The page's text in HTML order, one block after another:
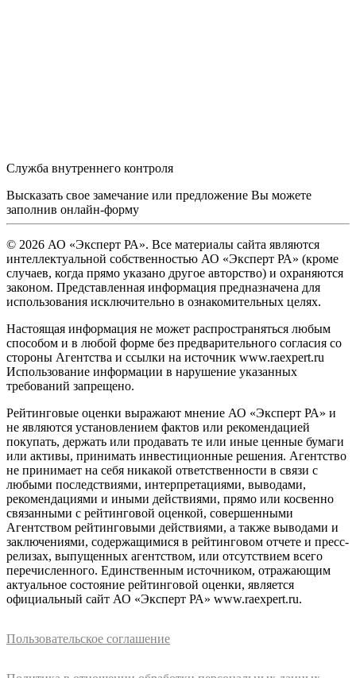
Служба внутреннего контроля
Высказать свое замечание или предложение Вы можете
заполнив онлайн-форму
© 2026 АО «Эксперт РА». Все материалы сайта являются
интеллектуальной собственностью АО «Эксперт РА» (кроме
случаев, когда прямо указано другое авторство) и охраняются
законом. Представленная информация предназначена для
использования исключительно в ознакомительных целях.
Настоящая информация не может распространяться любым
способом и в любой форме без предварительного согласия со
стороны Агентства и ссылки на источник www.raexpert.ru
Использование информации в нарушение указанных
требований запрещено.
Рейтинговые оценки выражают мнение АО «Эксперт РА» и
не являются установлением фактов или рекомендацией
покупать, держать или продавать те или иные ценные бумаги
или активы, принимать инвестиционные решения. Агентство
не принимает на себя никакой ответственности в связи с
любыми последствиями, интерпретациями, выводами,
рекомендациями и иными действиями, прямо или косвенно
связанными с рейтинговой оценкой, совершенными
Агентством рейтинговыми действиями, а также выводами и
заключениями, содержащимися в рейтинговом отчете и пресс-
релизах, выпущенных агентством, или отсутствием всего
перечисленного. Единственным источником, отражающим
актуальное состояние рейтинговой оценки, является
официальный сайт АО «Эксперт РА» www.raexpert.ru.
Пользовательское соглашение